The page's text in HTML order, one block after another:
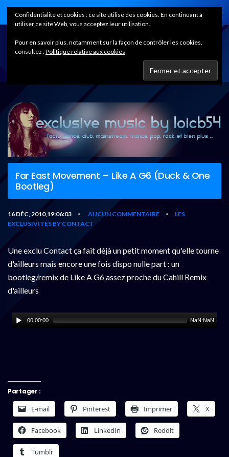
Home
Far East Movement – Like A G6 (Duck & One
Bootleg)
16 DÉC, 2010,19:06:03 • AUCUN COMMENTAIRE •
LES
EXCLUSIVITÉS BY CONTACT
Une exclu Contact ça fait déjà un petit moment qu'elle tourne
d'ailleurs mais encore une fois dispo nulle part : un
bootleg/remix de Like A G6 assez proche du Cahill Remix
d'ailleurs
00:00:00 NaN:NaN
Partager :
E-mail Pinterest Imprimer X
Facebook LinkedIn Reddit
Tumblr
Confidentialité et cookies : ce site utilise des cookies. En continuant à
utiliser ce site Web, vous acceptez leur utilisation.
Pour en savoir plus, notamment sur la façon de contrôler les cookies,
consultez :Politique relative aux cookies